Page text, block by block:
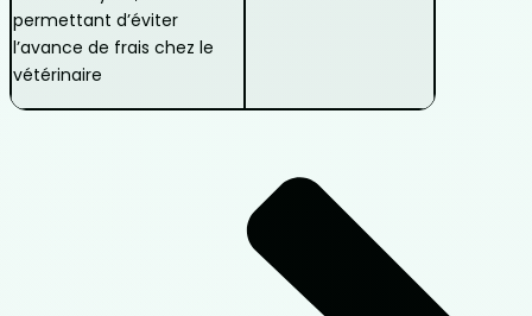
permettant d’éviter
l’avance de frais chez le
vétérinaire